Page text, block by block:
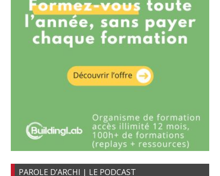
PAROLE D’ARCHI | LE PODCAST